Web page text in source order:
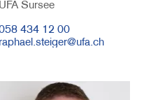
UFA Sursee
434 12 00
E-
raphael.steiger@ufa.ch